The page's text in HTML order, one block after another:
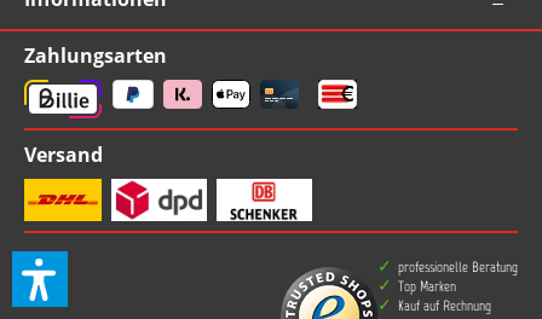
Zahlungsarten
Versand
professionelle Beratung
Top Marken
Kauf auf Rechnung